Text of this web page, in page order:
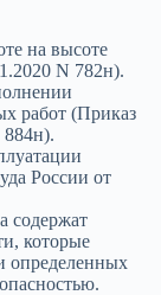
на высоте
N 782н).
работ (Приказ
России от
содержат
которые
определенных